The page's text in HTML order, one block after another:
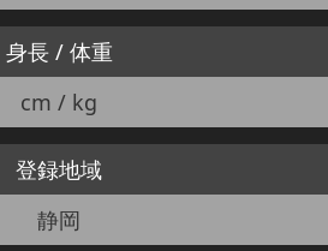
身長 / 体重
cm / kg
登録地域
静岡